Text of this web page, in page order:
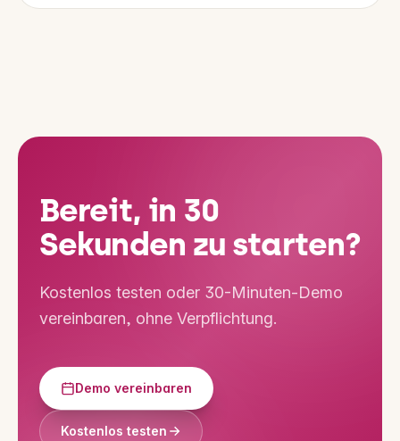
Bereit, in 30
Sekunden zu starten?
Kostenlos testen oder 30-Minuten-Demo
vereinbaren, ohne Verpflichtung.
Demo vereinbaren
Kostenlos testen